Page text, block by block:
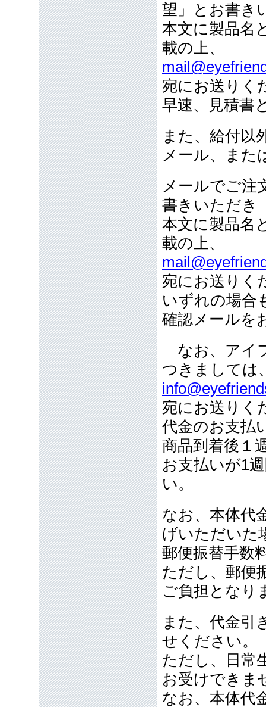
望」とお書き
本文に製品名
載の上、
宛にお送りく
早速、見積書
また、給付以
メール、また
メールでご注
書きいただき
本文に製品名
載の上、
宛にお送りく
いずれの場合
確認メールを
なお、アイ
つきましては
宛にお送りく
代金のお支払
商品到着後１
お支払いが1
い。
なお、本体代
げいただいた
郵便振替手数
ただし、郵便
ご負担となり
また、代金引
せください。
ただし、日常
お受けできま
なお、本体代